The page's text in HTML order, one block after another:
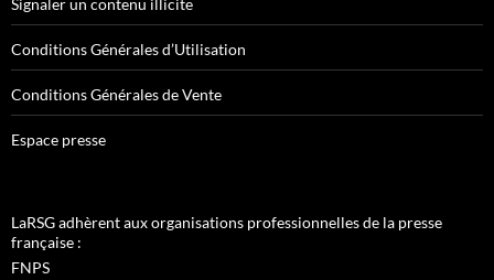
Signaler un contenu illicite
Conditions Générales d’Utilisation
Conditions Générales de Vente
Espace presse
LaRSG adhèrent aux organisations professionnelles de la presse
française :
FNPS